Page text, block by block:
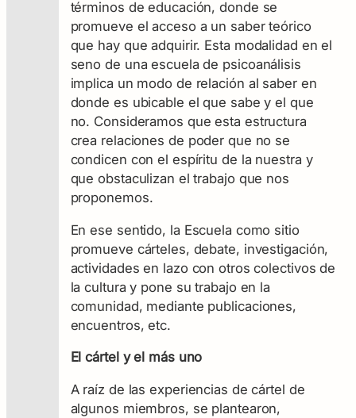
términos de educación, donde se
promueve el acceso a un saber teórico
que hay que adquirir. Esta modalidad en el
seno de una escuela de psicoanálisis
implica un modo de relación al saber en
donde es ubicable el que sabe y el que
no. Consideramos que esta estructura
crea relaciones de poder que no se
condicen con el espíritu de la nuestra y
que obstaculizan el trabajo que nos
proponemos.
En ese sentido, la Escuela como sitio
promueve cárteles, debate, investigación,
actividades en lazo con otros colectivos de
la cultura y pone su trabajo en la
comunidad, mediante publicaciones,
encuentros, etc.
El cártel y el más uno
A raíz de las experiencias de cártel de
algunos miembros, se plantearon,